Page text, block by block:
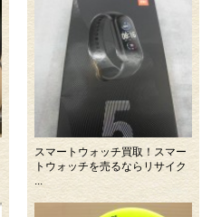
スマートウォッチ買取！スマー
トウォッチを売るならリサイク
...